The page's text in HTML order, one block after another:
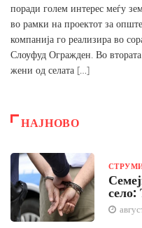
поради голем интерес меѓу
во рамки на проектот за
компанија го реализира во
Слоуфуд Огражден. Во втората
жени од селата […]
НАЈНОВО
село: